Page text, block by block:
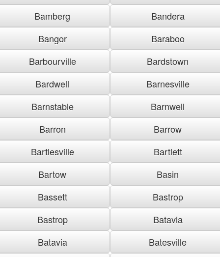
Bamberg
Bandera
Bangor
Baraboo
Barbourville
Bardstown
Bardwell
Barnesville
Barnstable
Barnwell
Barron
Barrow
Bartlesville
Bartlett
Bartow
Basin
Bassett
Bastrop
Bastrop
Batavia
Batavia
Batesville